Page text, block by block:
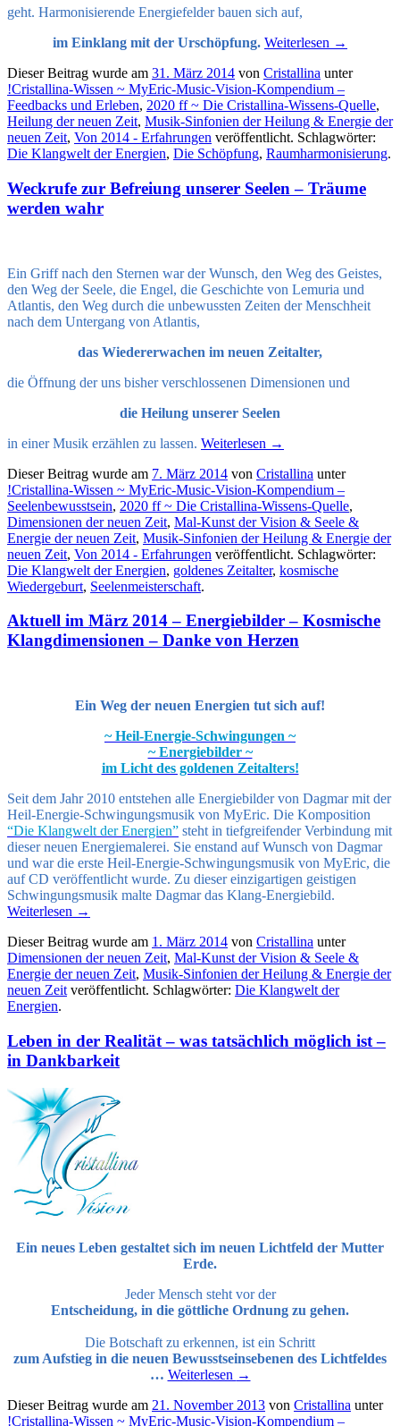
geht. Harmonisierende Energiefelder bauen sich auf,
im Einklang mit der Urschöpfung. Weiterlesen →
Dieser Beitrag wurde am 31. März 2014 von Cristallina unter
!Cristallina-Wissen ~ MyEric-Music-Vision-Kompendium –
Feedbacks und Erleben, 2020 ff ~ Die Cristallina-Wissens-Quelle,
Heilung der neuen Zeit, Musik-Sinfonien der Heilung & Energie der
neuen Zeit, Von 2014 - Erfahrungen veröffentlicht. Schlagwörter:
Die Klangwelt der Energien, Die Schöpfung, Raumharmonisierung.
Weckrufe zur Befreiung unserer Seelen – Träume
werden wahr
Ein Griff nach den Sternen war der Wunsch, den Weg des Geistes,
den Weg der Seele, die Engel, die Geschichte von Lemuria und
Atlantis, den Weg durch die unbewussten Zeiten der Menschheit
nach dem Untergang von Atlantis,
das Wiedererwachen im neuen Zeitalter,
die Öffnung der uns bisher verschlossenen Dimensionen und
die Heilung unserer Seelen
in einer Musik erzählen zu lassen. Weiterlesen →
Dieser Beitrag wurde am 7. März 2014 von Cristallina unter
!Cristallina-Wissen ~ MyEric-Music-Vision-Kompendium –
Seelenbewusstsein, 2020 ff ~ Die Cristallina-Wissens-Quelle,
Dimensionen der neuen Zeit, Mal-Kunst der Vision & Seele &
Energie der neuen Zeit, Musik-Sinfonien der Heilung & Energie der
neuen Zeit, Von 2014 - Erfahrungen veröffentlicht. Schlagwörter:
Die Klangwelt der Energien, goldenes Zeitalter, kosmische
Wiedergeburt, Seelenmeisterschaft.
Aktuell im März 2014 – Energiebilder – Kosmische
Klangdimensionen – Danke von Herzen
Ein Weg der neuen Energien tut sich auf!
~ Heil-Energie-Schwingungen ~
~ Energiebilder ~
im Licht des goldenen Zeitalters!
Seit dem Jahr 2010 entstehen alle Energiebilder von Dagmar mit der
Heil-Energie-Schwingungsmusik von MyEric. Die Komposition
“Die Klangwelt der Energien” steht in tiefgreifender Verbindung mit
dieser neuen Energiemalerei. Sie enstand auf Wunsch von Dagmar
und war die erste Heil-Energie-Schwingungsmusik von MyEric, die
auf CD veröffentlicht wurde. Zu dieser einzigartigen geistigen
Schwingungsmusik malte Dagmar das Klang-Energiebild.
Weiterlesen →
Dieser Beitrag wurde am 1. März 2014 von Cristallina unter
Dimensionen der neuen Zeit, Mal-Kunst der Vision & Seele &
Energie der neuen Zeit, Musik-Sinfonien der Heilung & Energie der
neuen Zeit veröffentlicht. Schlagwörter: Die Klangwelt der
Energien.
Leben in der Realität – was tatsächlich möglich ist –
in Dankbarkeit
Ein neues Leben gestaltet sich im neuen Lichtfeld der Mutter
Erde.
Jeder Mensch steht vor der
Entscheidung, in die göttliche Ordnung zu gehen.
Die Botschaft zu erkennen, ist ein Schritt
zum Aufstieg in die neuen Bewusstseinsebenen des Lichtfeldes
… Weiterlesen →
Dieser Beitrag wurde am 21. November 2013 von Cristallina unter
!Cristallina-Wissen ~ MyEric-Music-Vision-Kompendium –